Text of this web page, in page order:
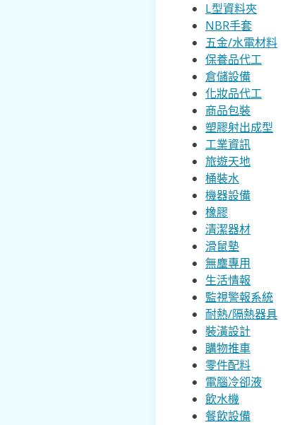
L型資料夾
NBR手套
五金/水電材料
保養品代工
倉儲設備
化妝品代工
商品包裝
塑膠射出成型
工業資訊
旅遊天地
桶裝水
機器設備
橡膠
清潔器材
滑鼠墊
無塵專用
生活情報
監視警報系統
耐熱/隔熱器具
裝潢設計
購物推車
零件配料
電腦冷卻液
飲水機
餐飲設備